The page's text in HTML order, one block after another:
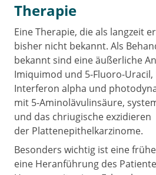
Therapie
Eine Therapie, die als langzeit
bisher nicht bekannt. Als
bekannt sind eine äußerliche
Imiquimod und 5-Fluoro-
Interferon alpha und
mit 5-Aminolävulinsäure,
und das chriugische exzidieren
der Plattenepithelkarzinome.
Besonders wichtig ist eine
eine Heranführung des